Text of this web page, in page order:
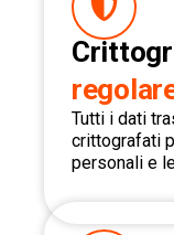
Tutti i dati
crittografati
personali e